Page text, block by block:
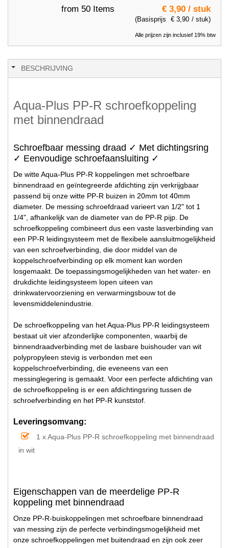
from 50 Items € 3,90 / stuk
(Basisprijs € 3,90 / stuk)
Alle prijzen zijn inclusief 19% btw
BESCHRIJVING
Aqua-Plus PP-R schroefkoppeling
met binnendraad
Schroefbaar messing draad ✓ Met dichtingsring
✓ Eenvoudige schroefaansluiting ✓
De witte Aqua-Plus PP-R koppelingen met schroefbare
binnendraad en geïntegreerde afdichting zijn verkrijgbaar
passend bij onze witte PP-R buizen in 20mm tot 40mm
diameter. De messing schroefdraad varieert van 1/2" tot 1
1/4", afhankelijk van de diameter van de PP-R pijp. De
schroefkoppeling combineert dus een vaste lasverbinding van
een PP-R leidingsysteem met de flexibele aansluitmogelijkheid
van een schroefverbinding, die door middel van de
koppelschroefverbinding op elk moment kan worden
losgemaakt. De toepassingsmogelijkheden van het water- en
drukdichte leidingsysteem lopen uiteen van
drinkwatervoorziening en verwarmingsbouw tot de
levensmiddelenindustrie.
De schroefkoppeling van het Aqua-Plus PP-R leidingsysteem
bestaat uit vier afzonderlijke componenten, waarbij de
binnendraadverbinding met de lasbare buishouder van wit
polypropyleen stevig is verbonden met een
koppelschroefverbinding, die eveneens van een
messinglegering is gemaakt. Voor een perfecte afdichting van
de schroefkoppeling is er een afdichtingsring tussen de
schroefverbinding en het PP-R kunststof.
Leveringsomvang:
1 x Aqua-Plus PP-R schroefkoppeling met binnendraad
in wit
Eigenschappen van de meerdelige PP-R
koppeling met binnendraad
Onze PP-R-buiskoppelingen met schroefbare binnendraad
van messing zijn de perfecte verbindingsmogelijkheid met
onze schroefkoppelingen met buitendraad en zijn ook zeer